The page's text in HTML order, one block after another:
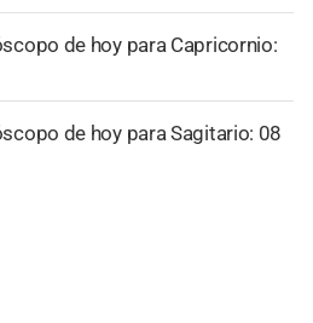
de hoy para Capricornio:
de hoy para Sagitario: 08